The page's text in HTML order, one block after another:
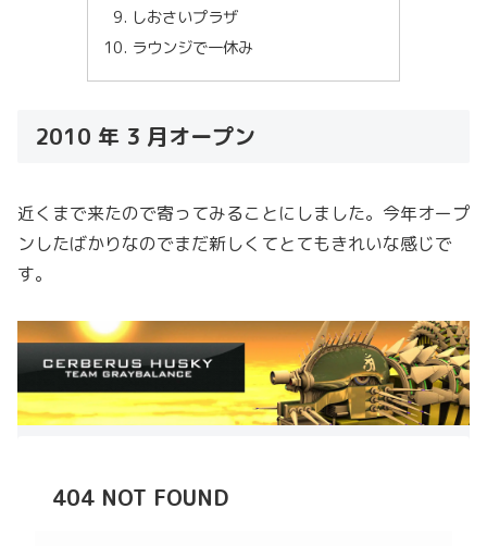
しおさいプラザ
ラウンジで一休み
2010 年 3 月オープン
近くまで来たので寄ってみることにしました。今年オープ
ンしたばかりなのでまだ新しくてとてもきれいな感じで
す。